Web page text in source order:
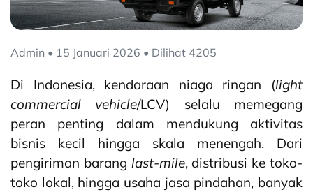
Admin • 15 Januari 2026 • Dilihat 4205
Di Indonesia, kendaraan niaga ringan (light
commercial vehicle/LCV) selalu memegang
peran penting dalam mendukung aktivitas
bisnis kecil hingga skala menengah. Dari
pengiriman barang last-mile, distribusi ke toko-
toko lokal, hingga usaha jasa pindahan, banyak